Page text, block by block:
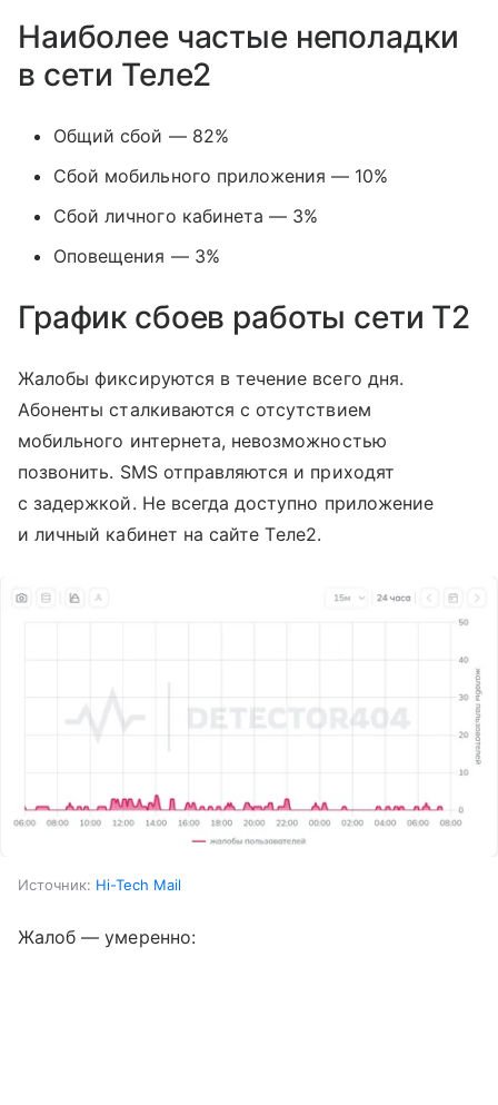
Наиболее частые неполадки
в сети Теле2
Общий сбой — 82%
Сбой мобильного приложения — 10%
Сбой личного кабинета — 3%
Оповещения — 3%
График сбоев работы сети T2
Жалобы фиксируются в течение всего дня.
Абоненты сталкиваются с отсутствием
мобильного интернета, невозможностью
позвонить. SMS отправляются и приходят
с задержкой. Не всегда доступно приложение
и личный кабинет на сайте Tеле2.
Источник: Hi-Tech Mail
Жалоб — умеренно: